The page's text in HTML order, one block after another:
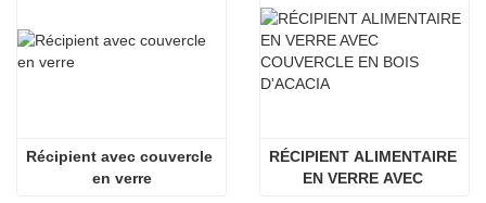
Récipient avec couvercle
en verre
RÉCIPIENT ALIMENTAIRE
EN VERRE AVEC